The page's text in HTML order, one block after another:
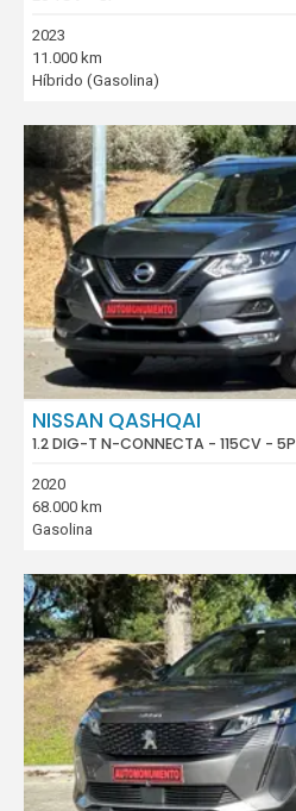
2023
11.000 km
Híbrido (Gasolina)
NISSAN QASHQAI
1.2 DIG-T N-CONNECTA - 115CV - 5P
2020
68.000 km
Gasolina